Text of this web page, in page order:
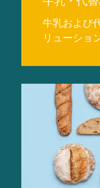
牛乳および
リューショ